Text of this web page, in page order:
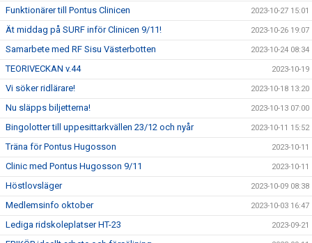
Funktionärer till Pontus Clinicen 2023-10-27 15:01
Ät middag på SURF inför Clinicen 9/11! 2023-10-26 19:07
Samarbete med RF Sisu Västerbotten 2023-10-24 08:34
TEORIVECKAN v.44 2023-10-19
Vi söker ridlärare! 2023-10-18 13:20
Nu släpps biljetterna! 2023-10-13 07:00
Bingolotter till uppesittarkvällen 23/12 och nyår 2023-10-11 15:52
Träna för Pontus Hugosson 2023-10-11
Clinic med Pontus Hugosson 9/11 2023-10-11
Höstlovsläger 2023-10-09 08:38
Medlemsinfo oktober 2023-10-03 16:47
Lediga ridskoleplatser HT-23 2023-09-21